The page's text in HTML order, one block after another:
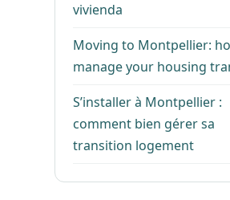
vivienda
Moving to Montpellier:
manage your housing
S’installer à Montpellier :
comment bien gérer sa
transition logement